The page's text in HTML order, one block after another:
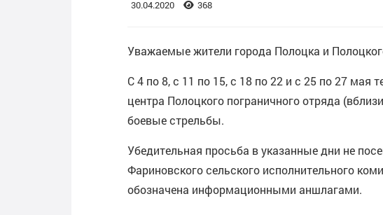
30.04.2020 368
Уважаемые жители города Полоцка и
С 4 по 8, с 11 по 15, с 18 по 22 и с 25 по 27 мая
центра Полоцкого пограничного отряда
боевые стрельбы.
Убедительная просьба в указанные дни не
Фариновского сельского исполнительного
обозначена информационными аншлагами.